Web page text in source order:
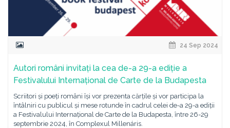
24 Sep 2024
Autori români invitați la cea de-a 29-a ediție a
Festivalului Internațional de Carte de la Budapesta
Scriitori și poeți români își vor prezenta cărțile și vor participa la
întâlniri cu publicul și mese rotunde în cadrul celei de-a 29-a ediții
a Festivalului Internațional de Carte de la Budapesta, între 26-29
septembrie 2024, în Complexul Millenáris.